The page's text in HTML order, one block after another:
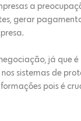
a
gerar
já que
sistemas de
pois é